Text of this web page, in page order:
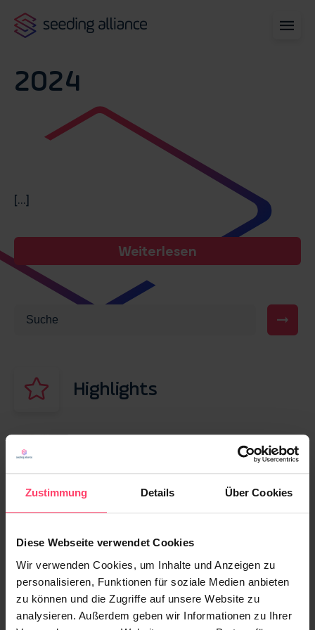
Zustimmung Details Über Cookies
Diese Webseite verwendet Cookies
Wir verwenden Cookies, um Inhalte und Anzeigen zu
personalisieren, Funktionen für soziale Medien anbieten
zu können und die Zugriffe auf unsere Website zu
analysieren. Außerdem geben wir Informationen zu Ihrer
2024
[...]
Weiterlesen
Highlights
Native Advertising für die Gen Z: Strategien
Advertorial vs. Native Advertising: Wo liegt
der Unterschied – und welches Format
passt zu Ihrem Ziel?
13. MÄRZ 2026